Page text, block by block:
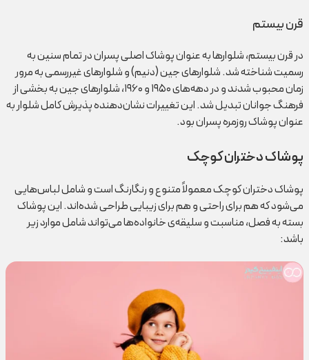
قرن بیستم
در قرن بیستم، شلوارها به عنوان پوشاک اصلی پسران در تمام سنین به
رسمیت شناخته شد. شلوارهای جین (دنیم) و شلوارهای غیررسمی به مرور
زمان محبوب شدند و در دهه‌های ۱۹۵۰ و ۱۹۶۰، شلوارهای جین به بخشی از
فرهنگ جوانان تبدیل شد. این تغییرات نشان‌دهنده پذیرش کامل شلوار به
عنوان پوشاک روزمره پسران بود.
پوشاک دختران کوچک
پوشاک دختران کوچک معمولاً متنوع و رنگارنگ است و شامل لباس‌هایی
می‌شود که هم برای راحتی و هم برای زیبایی طراحی شده‌اند. این پوشاک
بسته به فصل، مناسبت و سلیقه‌ی خانواده‌ها می‌تواند شامل موارد زیر
باشد: